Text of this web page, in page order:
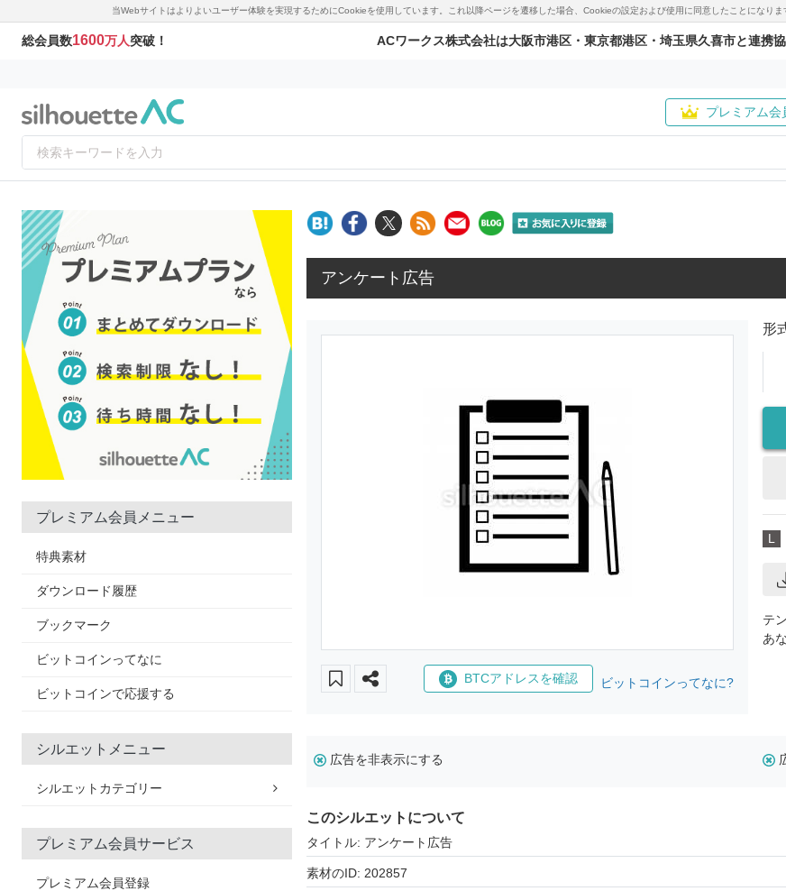
当Webサイトはよりよいユーザー体験を実現するためにCookieを使用しています。これ以降ページを遷移した場合、Cookieの設定および使用に同意したことになり
総会員数1600万人突破！ ACワークス株式会社は大阪市港区・東京都港区・埼玉県久喜市と連携
プレミアム会
プレミアム会員メニュー
特典素材
ダウンロード履歴
ブックマーク
ビットコインってなに
ビットコインで応援する
シルエットメニュー
シルエットカテゴリー
プレミアム会員サービス
プレミアム会員登録
アンケート広告
BTCアドレスを確認 ビットコインってなに?
形
L
テ
あ
広告を非表示にする
このシルエットについて
タイトル: アンケート広告
素材のID: 202857